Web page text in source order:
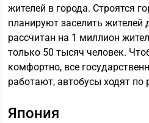
жителей в города. Строятся
планируют заселить жителей
рассчитан на 1 миллион
только 50 тысяч человек.
комфортно, все
работают, автобусы ходят по
Япония